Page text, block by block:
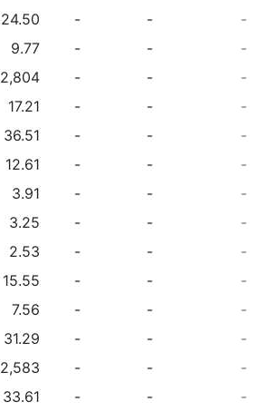
24.50 - -
-
9.77 - -
-
2,804 - -
-
17.21 - -
-
36.51 - -
-
12.61 - -
-
3.91 - -
-
3.25 - -
-
2.53 - -
-
15.55 - -
-
7.56 - -
-
31.29 - -
-
2,583 - -
-
33.61 - -
-